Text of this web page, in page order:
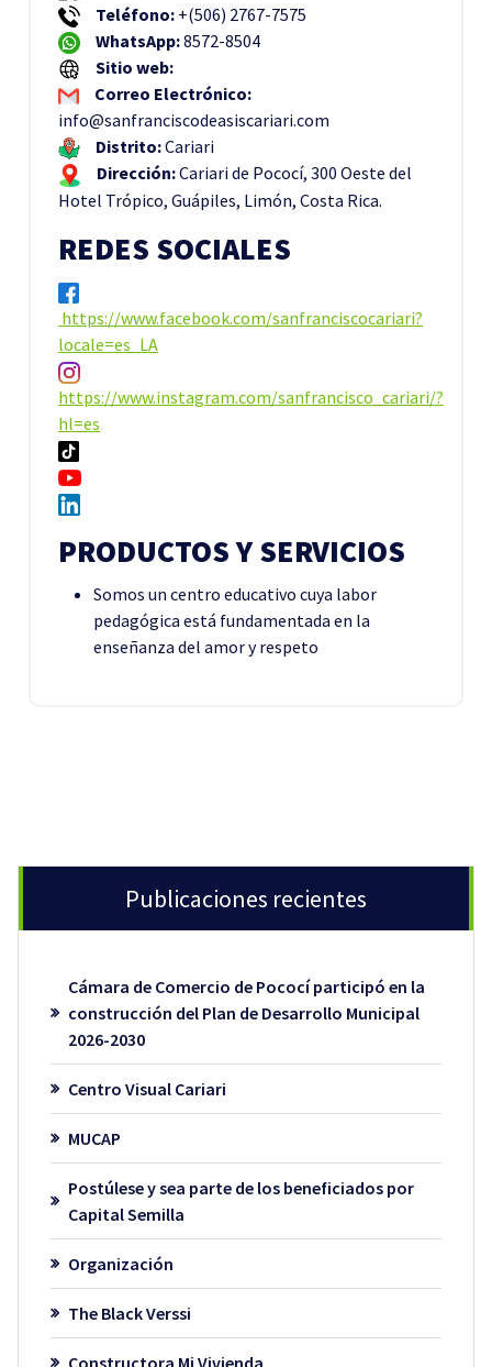
Teléfono: +(506) 2767-7575
WhatsApp:8572-8504
Sitio web:
Correo Electrónico:
info@sanfranciscodeasiscariari.com
Distrito:Cariari
Dirección:Cariari de Pococí, 300 Oeste del
Hotel Trópico, Guápiles, Limón, Costa Rica.
REDES SOCIALES
https://www.facebook.com/sanfranciscocariari?
locale=es_LA
https://www.instagram.com/sanfrancisco_cariari/?
hl=es
PRODUCTOS Y SERVICIOS
Somos un centro educativo cuya labor
pedagógica está fundamentada en la
enseñanza del amor y respeto
Publicaciones recientes
Cámara de Comercio de Pococí participó en la
construcción del Plan de Desarrollo Municipal
2026-2030
Centro Visual Cariari
MUCAP
Postúlese y sea parte de los beneficiados por
Capital Semilla
Organización
The Black Verssi